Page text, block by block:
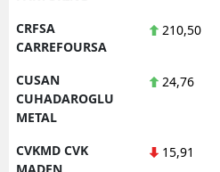
CRFSA
CARREFOURSA
210,50
CUSAN
CUHADAROGLU
METAL
24,76
CVKMD CVK
MADEN
15,91